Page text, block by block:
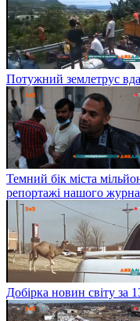
Потужний землетрус
Темний бік міста
репортажі нашого
Добірка новин світу за